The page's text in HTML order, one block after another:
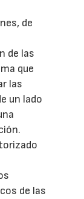
de
de las
que
las
un lado
de las